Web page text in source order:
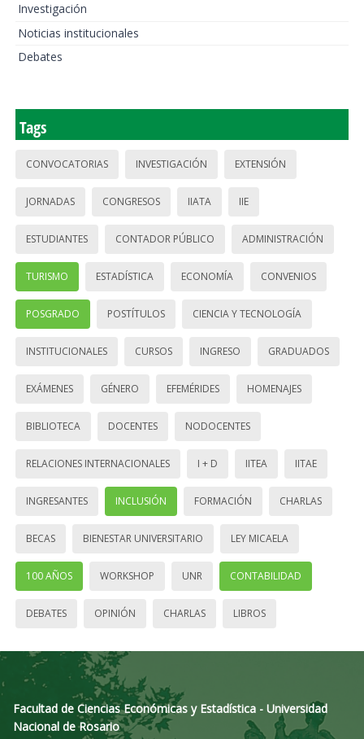
Investigación
Noticias institucionales
Debates
Tags
CONVOCATORIAS INVESTIGACIÓN EXTENSIÓN
JORNADAS CONGRESOS IIATA IIE
ESTUDIANTES CONTADOR PÚBLICO ADMINISTRACIÓN
TURISMO ESTADÍSTICA ECONOMÍA CONVENIOS
POSGRADO POSTÍTULOS CIENCIA Y TECNOLOGÍA
INSTITUCIONALES CURSOS INGRESO GRADUADOS
EXÁMENES GÉNERO EFEMÉRIDES HOMENAJES
BIBLIOTECA DOCENTES NODOCENTES
RELACIONES INTERNACIONALES I + D IITEA IITAE
INGRESANTES INCLUSIÓN FORMACIÓN CHARLAS
BECAS BIENESTAR UNIVERSITARIO LEY MICAELA
100 AÑOS WORKSHOP UNR CONTABILIDAD
DEBATES OPINIÓN CHARLAS LIBROS
Facultad de Ciencias Económicas y Estadística - Universidad
Nacional de Rosario